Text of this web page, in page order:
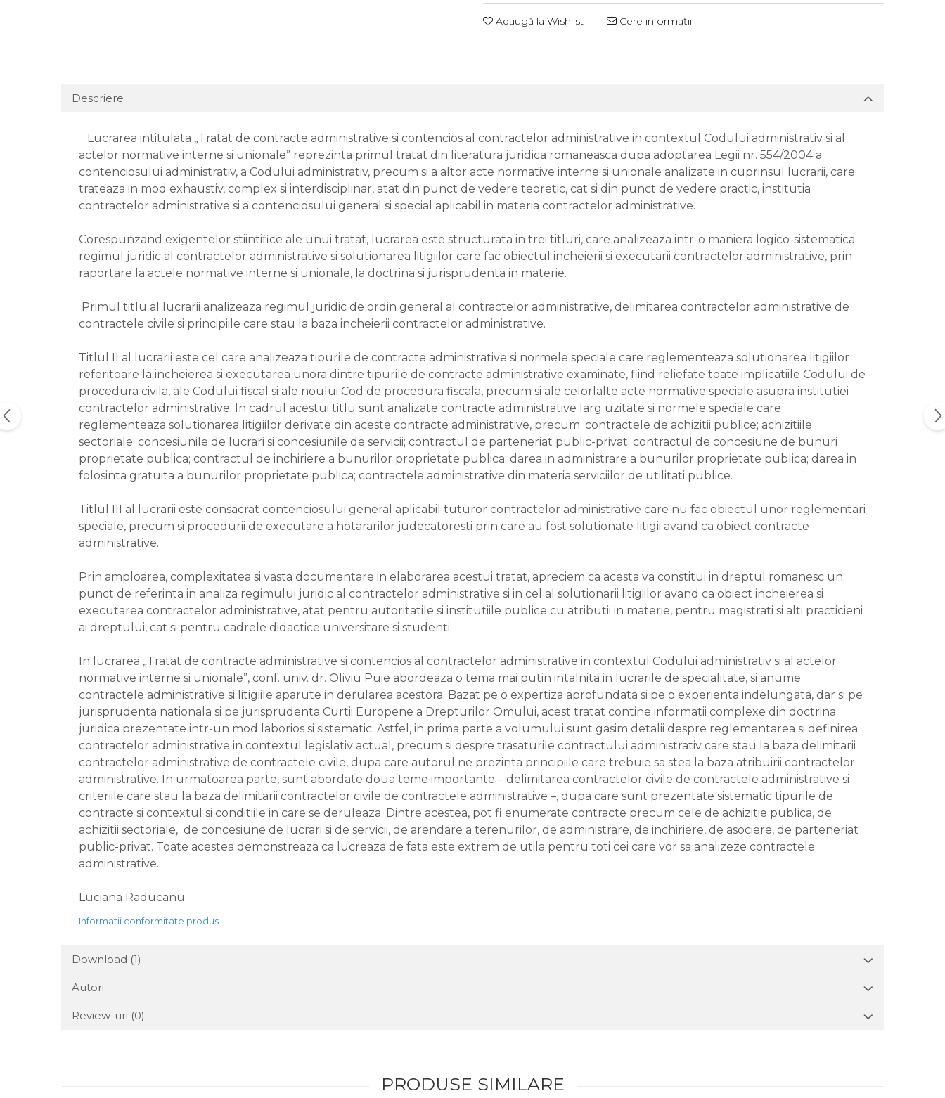
Adaugă la Wishlist Cere informații
Descriere
Lucrarea intitulata „Tratat de contracte administrative si contencios al contractelor administrative in contextul Codului administrativ si al
actelor normative interne si unionale” reprezinta primul tratat din literatura juridica romaneasca dupa adoptarea Legii nr. 554/2004 a
contenciosului administrativ, a Codului administrativ, precum si a altor acte normative interne si unionale analizate in cuprinsul lucrarii, care
trateaza in mod exhaustiv, complex si interdisciplinar, atat din punct de vedere teoretic, cat si din punct de vedere practic, institutia
contractelor administrative si a contenciosului general si special aplicabil in materia contractelor administrative.
Corespunzand exigentelor stiintifice ale unui tratat, lucrarea este structurata in trei titluri, care analizeaza intr-o maniera logico-sistematica
regimul juridic al contractelor administrative si solutionarea litigiilor care fac obiectul incheierii si executarii contractelor administrative, prin
raportare la actele normative interne si unionale, la doctrina si jurisprudenta in materie.
Primul titlu al lucrarii analizeaza regimul juridic de ordin general al contractelor administrative, delimitarea contractelor administrative de
contractele civile si principiile care stau la baza incheierii contractelor administrative.
Titlul II al lucrarii este cel care analizeaza tipurile de contracte administrative si normele speciale care reglementeaza solutionarea litigiilor
referitoare la incheierea si executarea unora dintre tipurile de contracte administrative examinate, fiind reliefate toate implicatiile Codului de
procedura civila, ale Codului fiscal si ale noului Cod de procedura fiscala, precum si ale celorlalte acte normative speciale asupra institutiei
contractelor administrative. In cadrul acestui titlu sunt analizate contracte administrative larg uzitate si normele speciale care
reglementeaza solutionarea litigiilor derivate din aceste contracte administrative, precum: contractele de achizitii publice; achizitiile
sectoriale; concesiunile de lucrari si concesiunile de servicii; contractul de parteneriat public-privat; contractul de concesiune de bunuri
proprietate publica; contractul de inchiriere a bunurilor proprietate publica; darea in administrare a bunurilor proprietate publica; darea in
folosinta gratuita a bunurilor proprietate publica; contractele administrative din materia serviciilor de utilitati publice.
Titlul III al lucrarii este consacrat contenciosului general aplicabil tuturor contractelor administrative care nu fac obiectul unor reglementari
speciale, precum si procedurii de executare a hotararilor judecatoresti prin care au fost solutionate litigii avand ca obiect contracte
administrative.
Prin amploarea, complexitatea si vasta documentare in elaborarea acestui tratat, apreciem ca acesta va constitui in dreptul romanesc un
punct de referinta in analiza regimului juridic al contractelor administrative si in cel al solutionarii litigiilor avand ca obiect incheierea si
executarea contractelor administrative, atat pentru autoritatile si institutiile publice cu atributii in materie, pentru magistrati si alti practicieni
ai dreptului, cat si pentru cadrele didactice universitare si studenti.
In lucrarea „Tratat de contracte administrative si contencios al contractelor administrative in contextul Codului administrativ si al actelor
normative interne si unionale”, conf. univ. dr. Oliviu Puie abordeaza o tema mai putin intalnita in lucrarile de specialitate, si anume
contractele administrative si litigiile aparute in derularea acestora. Bazat pe o expertiza aprofundata si pe o experienta indelungata, dar si pe
jurisprudenta nationala si pe jurisprudenta Curtii Europene a Drepturilor Omului, acest tratat contine informatii complexe din doctrina
juridica prezentate intr-un mod laborios si sistematic. Astfel, in prima parte a volumului sunt gasim detalii despre reglementarea si definirea
contractelor administrative in contextul legislativ actual, precum si despre trasaturile contractului administrativ care stau la baza delimitarii
contractelor administrative de contractele civile, dupa care autorul ne prezinta principiile care trebuie sa stea la baza atribuirii contractelor
administrative. In urmatoarea parte, sunt abordate doua teme importante – delimitarea contractelor civile de contractele administrative si
criteriile care stau la baza delimitarii contractelor civile de contractele administrative –, dupa care sunt prezentate sistematic tipurile de
contracte si contextul si conditiile in care se deruleaza. Dintre acestea, pot fi enumerate contracte precum cele de achizitie publica, de
achizitii sectoriale, de concesiune de lucrari si de servicii, de arendare a terenurilor, de administrare, de inchiriere, de asociere, de parteneriat
public-privat. Toate acestea demonstreaza ca lucreaza de fata este extrem de utila pentru toti cei care vor sa analizeze contractele
administrative.
Luciana Raducanu
Informatii conformitate produs
Download (1)
Autori
Review-uri (0)
PRODUSE SIMILARE